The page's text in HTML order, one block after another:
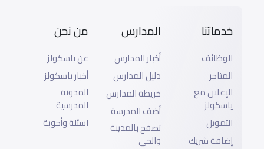
خدماتنا
الوظائف
المتاجر
الإعلان مع
ياسكولز
التمويل
إضافة شريك
المدارس
أخبار المدارس
دليل المدارس
خريطة المدارس
أضف المدرسة
تصفح بالمدينة
والحى
من نحن
عن ياسكولز
أخبار ياسكولز
المدونة
المدرسية
اسئلة وأجوبة